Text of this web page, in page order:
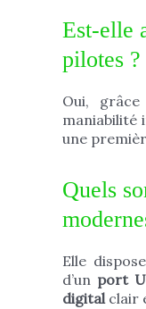
Est-elle
pilotes ?
Oui,
maniabilité
une
Quels
Elle
d’un port
digitalclair